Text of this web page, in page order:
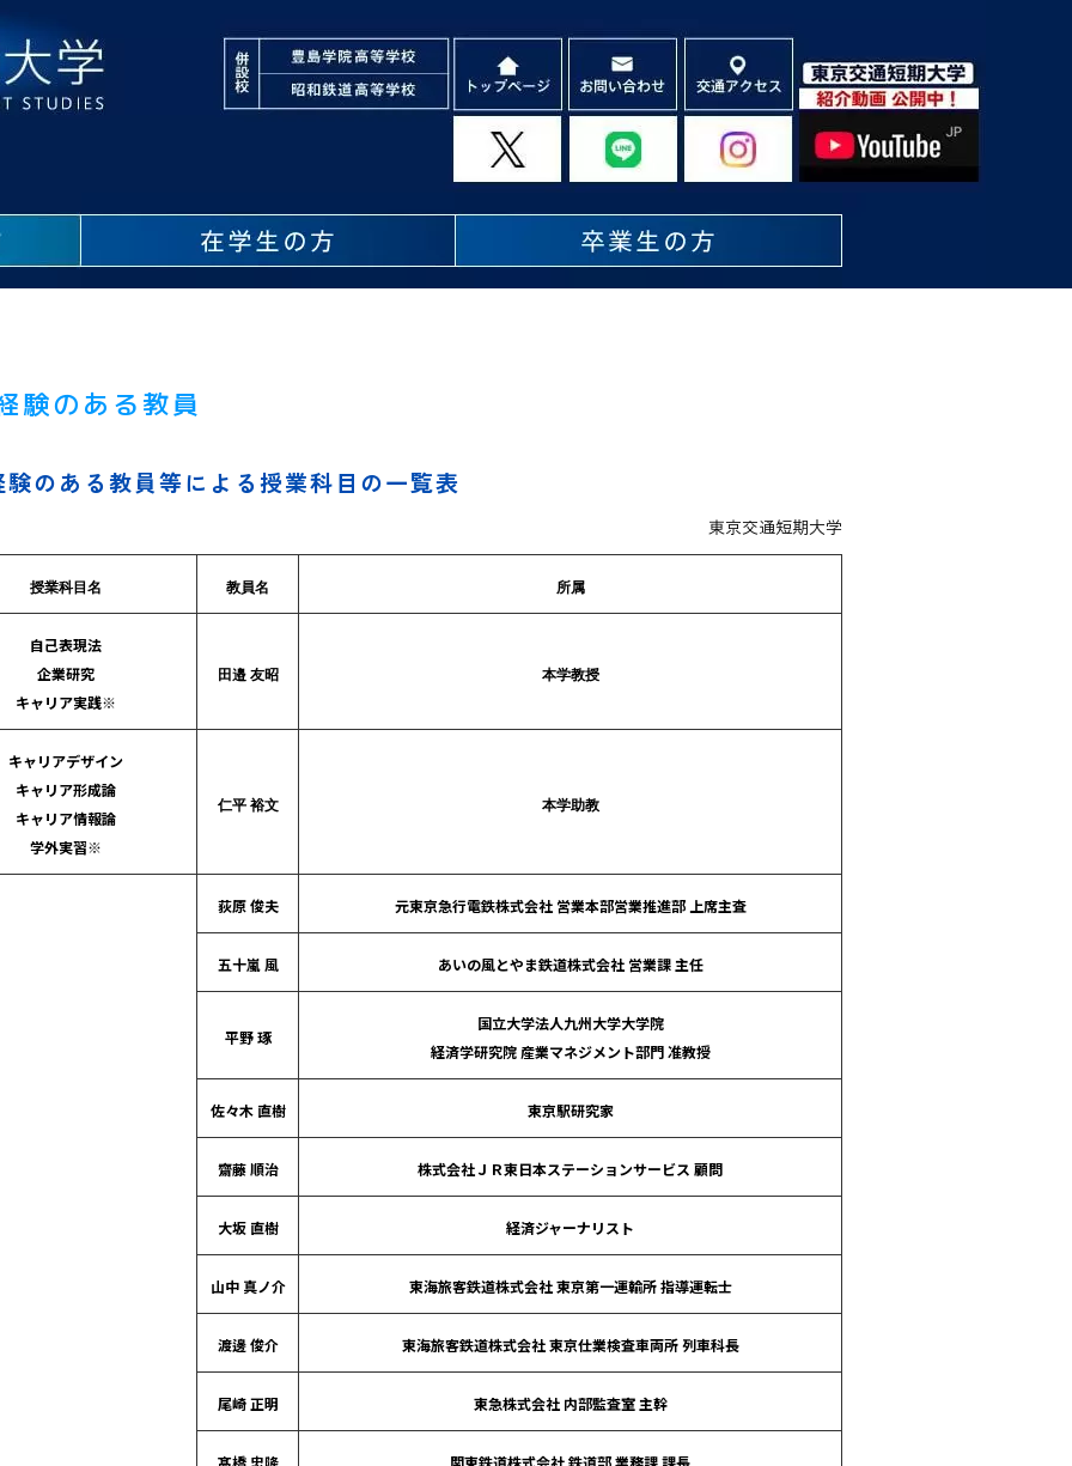
験のある教員
験のある教員等による授業科目の一覧表
東京交通短期大学
授業科目名 教員名 所属
自己表現法
企業研究
キャリア実践※
田邉 友昭 本学教授
キャリアデザイン
キャリア形成論
キャリア情報論
学外実習※
仁平 裕文 本学助教
荻原 俊夫 元東京急行電鉄株式会社 営業本部営業推進部 上席主査
五十嵐 風 あいの風とやま鉄道株式会社 営業課 主任
平野 琢
国立大学法人九州大学大学院
経済学研究院 産業マネジメント部門 准教授
佐々木 直樹 東京駅研究家
齋藤 順治 株式会社ＪＲ東日本ステーションサービス 顧問
大坂 直樹 経済ジャーナリスト
山中 真ノ介 東海旅客鉄道株式会社 東京第一運輸所 指導運転士
渡邊 俊介 東海旅客鉄道株式会社 東京仕業検査車両所 列車科長
尾崎 正明 東急株式会社 内部監査室 主幹
髙橋 忠隆 関東鉄道株式会社 鉄道部 業務課 課長